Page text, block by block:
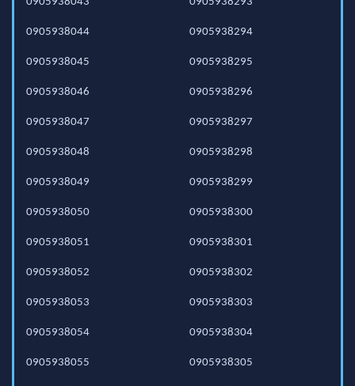
0905938044
0905938045
0905938046
0905938047
0905938048
0905938049
0905938050
0905938051
0905938052
0905938053
0905938054
0905938055
0905938294
0905938295
0905938296
0905938297
0905938298
0905938299
0905938300
0905938301
0905938302
0905938303
0905938304
0905938305